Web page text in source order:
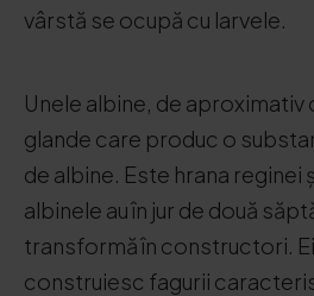
vârstă se ocupă cu larvele.
Unele albine, de aproximativ
glande care produc o
de albine. Este hrana reginei
albinele au în jur de două
transformă în constructori.
construiesc fagurii